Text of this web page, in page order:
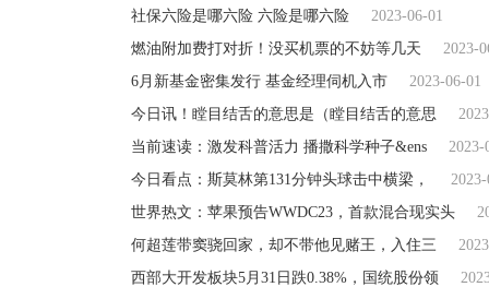
社保六险是哪六险 六险是哪六险
2023-06-01
燃油附加费打对折！没买机票的不妨等几天
2023-
6月新基金密集发行 基金经理伺机入市
2023-06-01
今日讯！瞠目结舌的意思是（瞠目结舌的意思
当前速读：激发科普活力 播撒科学种子&ens
2023-
今日看点：斯莫林第131分钟头球击中横梁，
世界热文：苹果预告WWDC23，首款混合现实头
何超莲带窦骁回家，却不带他见赌王，入住三
西部大开发板块5月31日跌0.38%，国统股份领